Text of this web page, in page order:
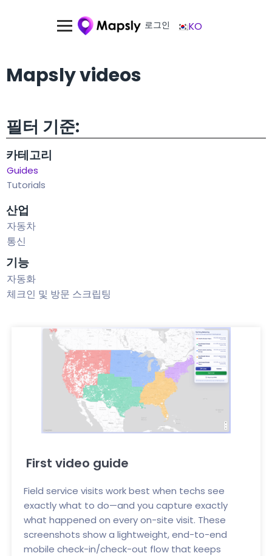
로그인 KO
Mapsly videos
필터 기준:
카테고리
Guides
Tutorials
산업
자동차
통신
기능
자동화
체크인 및 방문 스크립팅
First video guide
Field service visits work best when techs see
exactly what to do—and you capture exactly
what happened on every on-site visit. These
screenshots show a lightweight, end-to-end
mobile check-in/check-out flow that keeps
여기를 클릭하세요